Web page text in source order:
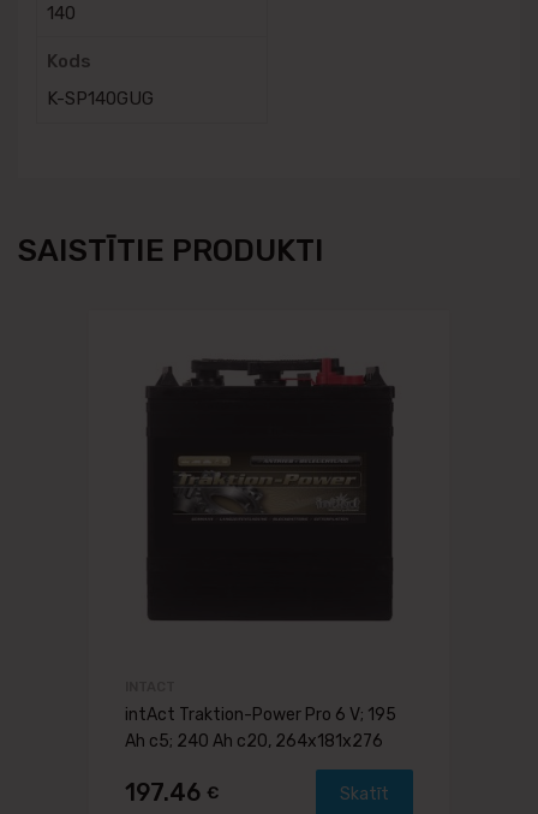
140
Kods
K-SP140GUG
SAISTĪTIE PRODUKTI
intAct Traktion-Power Pro 6 V; 195
Ah c5; 240 Ah c20, 264x181x276
197.46 € Skatīt